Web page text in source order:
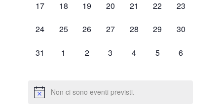
0
17
0
18
0
19
0
20
0
21
0
22
0
23
0
24
0
25
0
26
0
27
0
28
0
29
0
30
0
31
0
1
0
2
0
3
0
4
0
5
0
6
Non ci sono eventi previsti.